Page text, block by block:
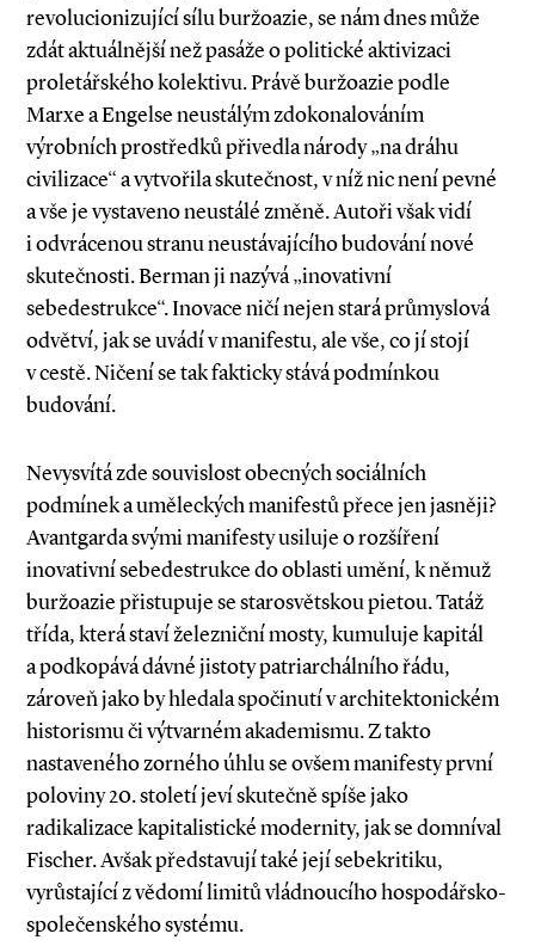
revolucionizující sílu buržoazie, se nám dnes může
zdát aktuálnější než pasáže o politické aktivizaci
proletářského kolektivu. Právě buržoazie podle
Marxe a Engelse neustálým zdokonalováním
výrobních prostředků přivedla národy „na dráhu
civilizace“ a vytvořila skutečnost, v níž nic není pevné
a vše je vystaveno neustálé změně. Autoři však vidí
i odvrácenou stranu neustávajícího budování nové
skutečnosti. Berman ji nazývá „inovativní
sebedestrukce“. Inovace ničí nejen stará průmyslová
odvětví, jak se uvádí v manifestu, ale vše, co jí stojí
v cestě. Ničení se tak fakticky stává podmínkou
budování.
Nevysvítá zde souvislost obecných sociálních
podmínek a uměleckých manifestů přece jen jasněji?
Avantgarda svými manifesty usiluje o rozšíření
inovativní sebedestrukce do oblasti umění, k němuž
buržoazie přistupuje se starosvětskou pietou. Tatáž
třída, která staví železniční mosty, kumuluje kapitál
a podkopává dávné jistoty patriarchálního řádu,
zároveň jako by hledala spočinutí v architektonickém
historismu či výtvarném akademismu. Z takto
nastaveného zorného úhlu se ovšem manifesty první
poloviny 20. století jeví skutečně spíše jako
radikalizace kapitalistické modernity, jak se domníval
Fischer. Avšak představují také její sebekritiku,
vyrůstající z vědomí limitů vládnoucího hospodářsko­-
společenského systému.